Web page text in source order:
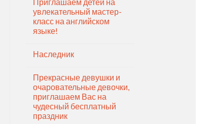
увлекательный мастер-
класс на английском
языке!
Наследник
Прекрасные девушки и
очаровательные девочки,
приглашаем Вас на
чудесный бесплатный
праздник